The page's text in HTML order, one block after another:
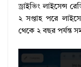
ড্রাইভিং লাইসেন্স
২ সপ্তাহ পরে
থেকে ২ বছর পর্যন্ত